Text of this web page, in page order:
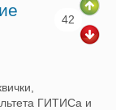
42
ГИТИСа и